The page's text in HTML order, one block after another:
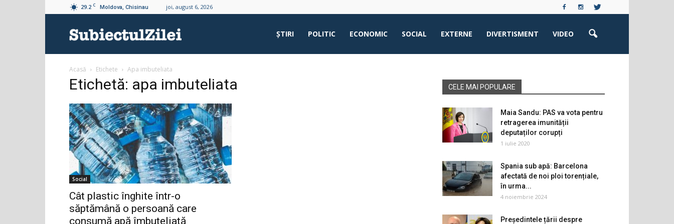
29.2 C Moldova, Chisinau joi, august 6, 2026
ŞTIRI POLITIC ECONOMIC SOCIAL EXTERNE DIVERTISMENT VIDEO
Acasă Etichete Apa imbuteliata
Etichetă: apa imbuteliata
Social
Cât plastic înghite într-o
săptămână o persoană care
consumă apă îmbuteliată
CELE MAI POPULARE
Maia Sandu: PAS va vota pentru
retragerea imunității
deputaților corupți
1 iulie 2020
Spania sub apă: Barcelona
afectată de noi ploi torențiale,
în urma...
4 noiembrie 2024
Președintele țării despre